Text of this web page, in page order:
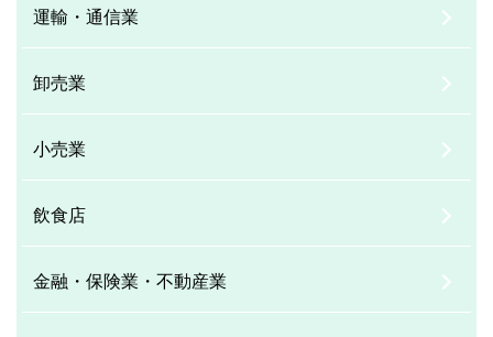
運輸・通信業
卸売業
小売業
飲食店
金融・保険業・不動産業